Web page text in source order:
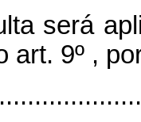
será
art. 9º ,